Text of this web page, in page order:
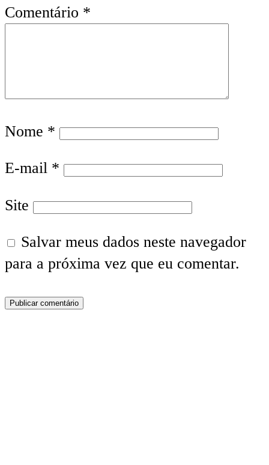
Comentário *
Nome *
E-mail *
Site
Salvar meus dados neste navegador
para a próxima vez que eu comentar.